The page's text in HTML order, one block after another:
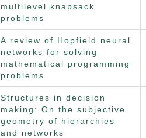
multilevel knapsack
problems
A review of Hopfield neural
networks for solving
mathematical programming
problems
Structures in decision
making: On the subjective
geometry of hierarchies
and networks